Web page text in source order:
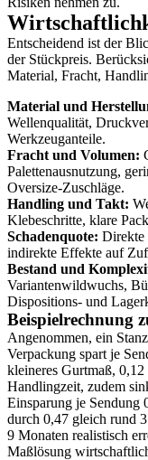
Entscheidend ist der
der Stückpreis.
Material, Fracht,
Material und
Wellenqualität,
Werkzeuganteile.
Fracht und Volumen:
Palettenausnutzung,
Oversize-Zuschläge.
Handling und Takt:
Klebeschritte, klare
Schadenquote: Direkte
indirekte Effekte auf
Bestand und
Variantenwildwuchs,
Dispositions- und
Beispielrechnung
Angenommen, ein
Verpackung spart je
kleineres Gurtmaß,
Handlingzeit, zudem
Einsparung je Sendung
durch 0,47 gleich rund
9 Monaten realistisch
Maßlösung